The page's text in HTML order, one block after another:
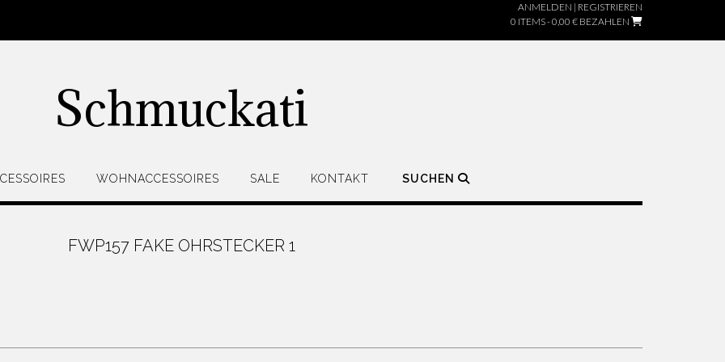
ANMELDEN | REGISTRIEREN
0 ITEMS - 0,00 € BEZAHLEN
Schmuckati
WOHNACCESSOIRES SALE KONTAKT SUCHEN
FWP157 FAKE OHRSTECKER 1